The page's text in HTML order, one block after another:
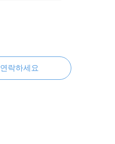
락하세요